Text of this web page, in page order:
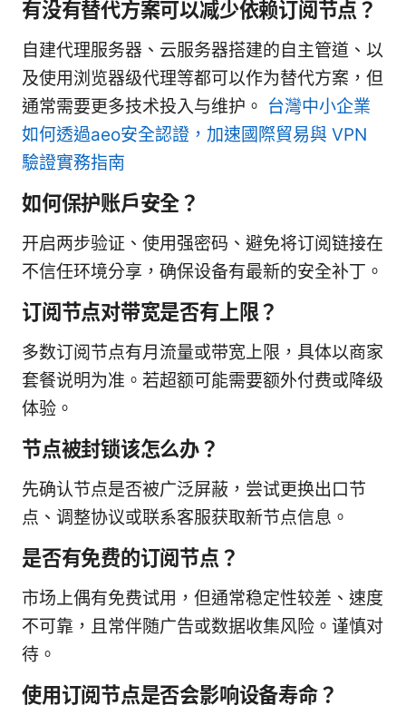
有没有替代方案可以减少依赖订阅节点？
自建代理服务器、云服务器搭建的自主管道、以
及使用浏览器级代理等都可以作为替代方案，但
通常需要更多技术投入与维护。 台灣中小企業
如何透過aeo安全認證，加速國際貿易與 VPN
驗證實務指南
如何保护账户安全？
开启两步验证、使用强密码、避免将订阅链接在
不信任环境分享，确保设备有最新的安全补丁。
订阅节点对带宽是否有上限？
多数订阅节点有月流量或带宽上限，具体以商家
套餐说明为准。若超额可能需要额外付费或降级
体验。
节点被封锁该怎么办？
先确认节点是否被广泛屏蔽，尝试更换出口节
点、调整协议或联系客服获取新节点信息。
是否有免费的订阅节点？
市场上偶有免费试用，但通常稳定性较差、速度
不可靠，且常伴随广告或数据收集风险。谨慎对
待。
使用订阅节点是否会影响设备寿命？